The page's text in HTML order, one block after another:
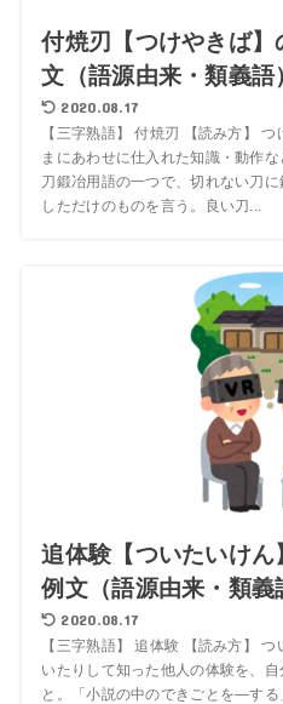
付焼刃【つけやきば】
文（語源由来・類義語
2020.08.17
【三字熟語】 付焼刃 【読み方】
まにあわせに仕入れた知識・動作
刀鍛冶用語の一つで、切れない刀
しただけのものを言う。良い刀...
追体験【ついたいけ
例文（語源由来・類義
2020.08.17
【三字熟語】 追体験 【読み方】
いたりして知った他人の体験を、
と。「小説の中のできごとを―す